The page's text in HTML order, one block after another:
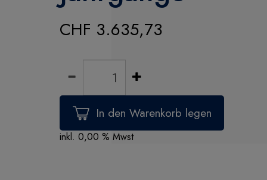
CHF 3.635,73
inkl. 0,00 % Mwst